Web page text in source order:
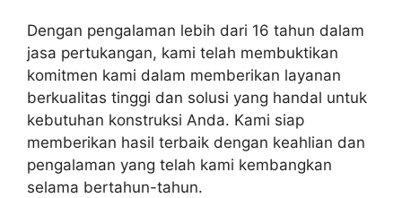
Dengan pengalaman lebih dari 16 tahun dalam
jasa pertukangan, kami telah membuktikan
komitmen kami dalam memberikan layanan
berkualitas tinggi dan solusi yang handal untuk
kebutuhan konstruksi Anda. Kami siap
memberikan hasil terbaik dengan keahlian dan
pengalaman yang telah kami kembangkan
selama bertahun-tahun.